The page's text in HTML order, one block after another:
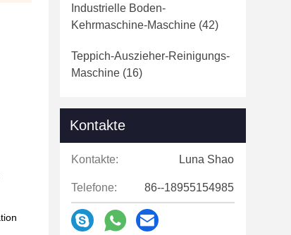
Industrielle Boden-
Kehrmaschine-Maschine (42)
Teppich-Auszieher-Reinigungs-
Maschine (16)
Kontakte
Kontakte: Luna Shao
Telefone: 86--18955154985